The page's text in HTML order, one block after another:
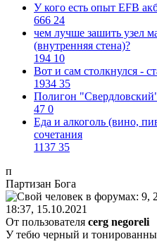
У кого есть опыт EFB
666 24
чем лучше зашить узел
(внутренняя стена)?
194 10
Вот и сам столкнулся -
1934 35
Полигон
47 0
Еда и алкоголь (вино,
сочетания
1137 35
п
Партизан Бога
18:37, 15.10.2021
От пользователя cerg negoreli
У тебю черный и